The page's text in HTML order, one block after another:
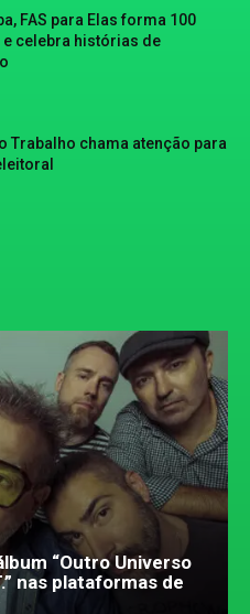
FAS para Elas forma 100
celebra histórias de
Trabalho chama atenção para
“Outro Universo
nas plataformas de